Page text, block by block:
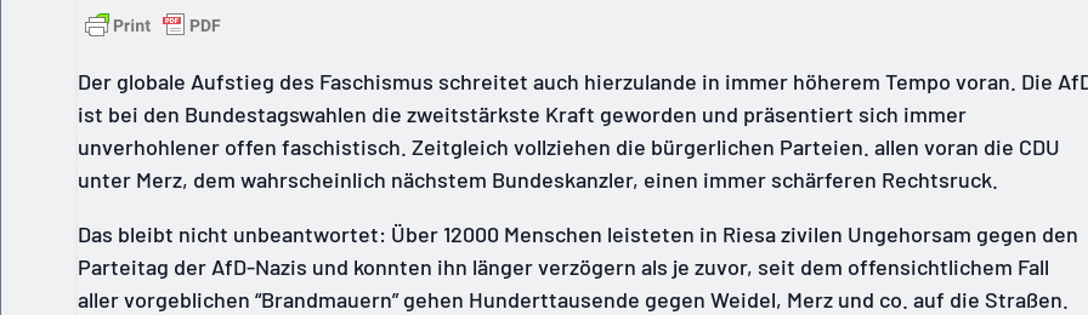
Der globale Aufstieg des Faschismus schreitet auch hierzulande in immer höherem Tempo voran. Die
ist bei den Bundestagswahlen die zweitstärkste Kraft geworden und präsentiert sich immer
unverhohlener offen faschistisch. Zeitgleich vollziehen die bürgerlichen Parteien. allen voran die CDU
unter Merz, dem wahrscheinlich nächstem Bundeskanzler, einen immer schärferen Rechtsruck.
Das bleibt nicht unbeantwortet: Über 12000 Menschen leisteten in Riesa zivilen Ungehorsam gegen den
Parteitag der AfD-Nazis und konnten ihn länger verzögern als je zuvor, seit dem offensichtlichem Fall
aller vorgeblichen “Brandmauern” gehen Hunderttausende gegen Weidel, Merz und co. auf die Straßen.